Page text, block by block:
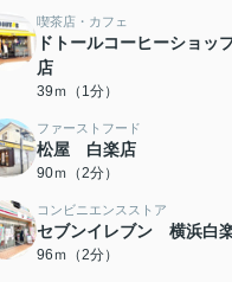
喫茶店・カフェ
ドトールコーヒーショ
店
39ｍ（1分）
ファーストフード
松屋 白楽店
90ｍ（2分）
コンビニエンスストア
セブンイレブン 横浜白
96ｍ（2分）